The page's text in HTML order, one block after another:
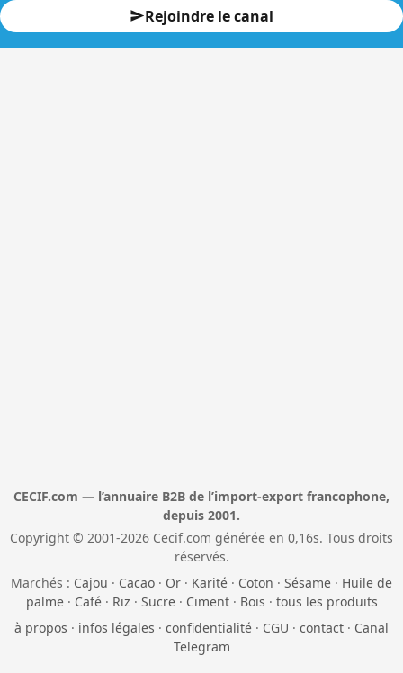
Rejoindre le canal
CECIF.com — l’annuaire B2B de l’import-export francophone,
depuis 2001.
Copyright © 2001-2026 Cecif.com générée en 0,16s. Tous droits
réservés.
Marchés : Cajou · Cacao · Or · Karité · Coton · Sésame · Huile de
palme· Café· Riz · Sucre· Ciment· Bois · tous les produits
à propos · infos légales · confidentialité · CGU · contact · Canal
Telegram